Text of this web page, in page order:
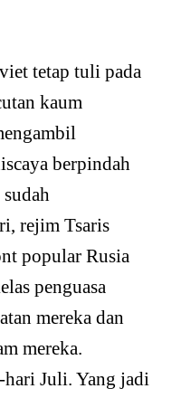
tetap tuli pada
kaum
berpindah
rejim Tsaris
popular Rusia
penguasa
mereka dan
mereka.
Juli. Yang jadi